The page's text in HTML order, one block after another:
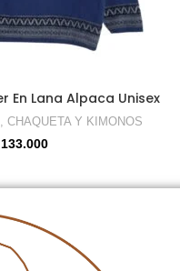
OPCIONES
En Lana Alpaca Unisex
CHAQUETA Y KIMONOS
133.000